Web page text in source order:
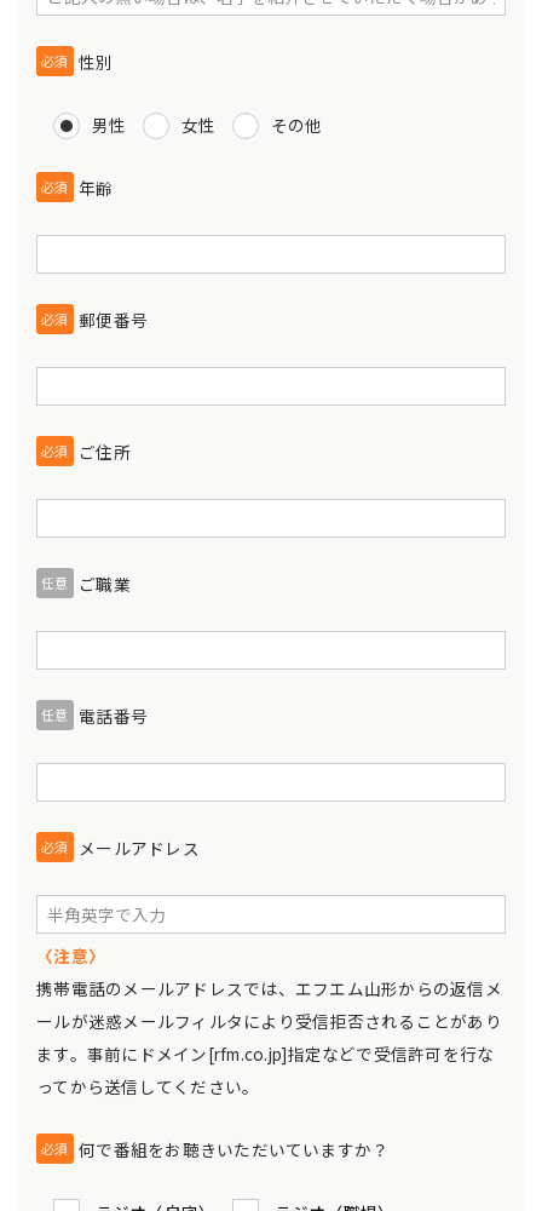
必須 性別
男性 女性 その他
必須 年齢
必須 郵便番号
必須 ご住所
任意 ご職業
任意 電話番号
必須 メールアドレス
〈注意〉
携帯電話のメールアドレスでは、エフエム山形からの返信メ
ールが迷惑メールフィルタにより受信拒否されることがあり
ます。事前にドメイン[rfm.co.jp]指定などで受信許可を行な
ってから送信してください。
必須 何で番組をお聴きいただいていますか？